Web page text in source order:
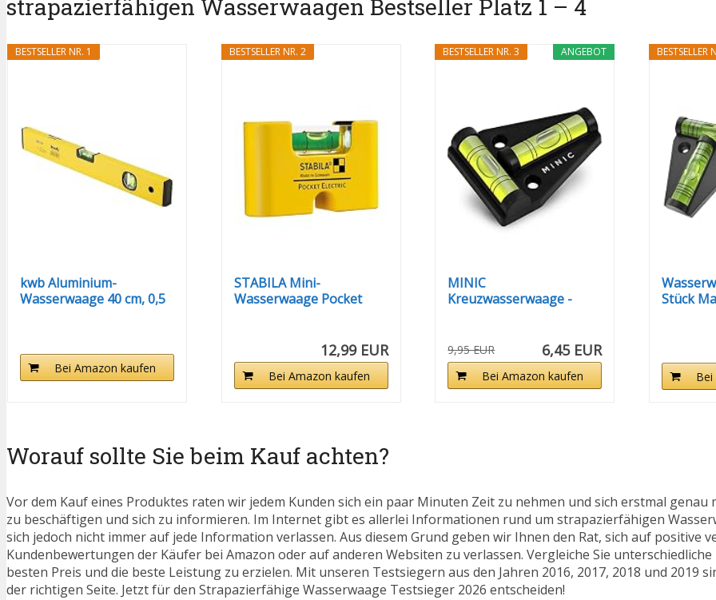
strapazierfähigen Wasserwaagen Bestseller Platz 1 – 4
BESTSELLER NR. 1
kwb Aluminium-
Wasserwaage 40 cm, 0,5
Bei Amazon kaufen
BESTSELLER NR. 2
STABILA Mini-
Wasserwaage Pocket
12,99 EUR
Bei Amazon kaufen
ANGEBOT
BESTSELLER NR. 3
MINIC
Kreuzwasserwaage -
9,95 EUR 6,45 EUR
Bei Amazon kaufen
BESTSELLER
Stück
Bei
Worauf sollte Sie beim Kauf achten?
Vor dem Kauf eines Produktes raten wir jedem Kunden sich ein paar Minuten Zeit zu nehmen und sich erstmal genau
zu beschäftigen und sich zu informieren. Im Internet gibt es allerlei Informationen rund um strapazierfähigen
sich jedoch nicht immer auf jede Information verlassen. Aus diesem Grund geben wir Ihnen den Rat, sich auf positive
Kundenbewertungen der Käufer bei Amazon oder auf anderen Websiten zu verlassen. Vergleiche Sie
besten Preis und die beste Leistung zu erzielen. Mit unseren Testsiegern aus den Jahren 2016, 2017, 2018 und 2019
der richtigen Seite. Jetzt für den Strapazierfähige Wasserwaage Testsieger 2026 entscheiden!